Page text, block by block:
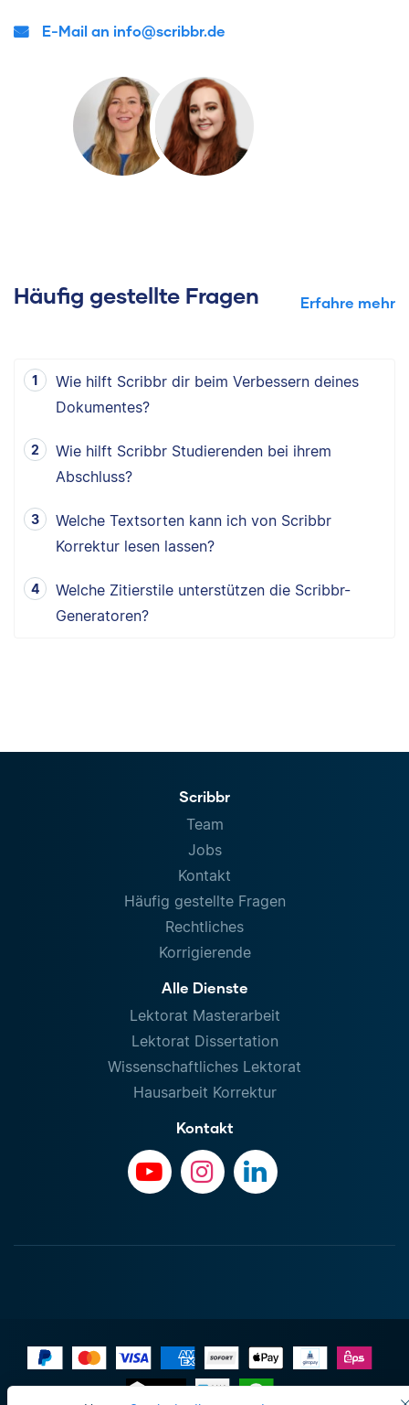
E-Mail an info@scribbr.de
Häufig gestellte Fragen Erfahre mehr
Wie hilft Scribbr dir beim Verbessern deines
Dokumentes?
Wie hilft Scribbr Studierenden bei ihrem
Abschluss?
Welche Textsorten kann ich von Scribbr
Korrektur lesen lassen?
Welche Zitierstile unterstützen die Scribbr-
Generatoren?
Scribbr
Team
Jobs
Kontakt
Häufig gestellte Fragen
Rechtliches
Korrigierende
Alle Dienste
Lektorat Masterarbeit
Lektorat Dissertation
Wissenschaftliches Lektorat
Hausarbeit Korrektur
Kontakt